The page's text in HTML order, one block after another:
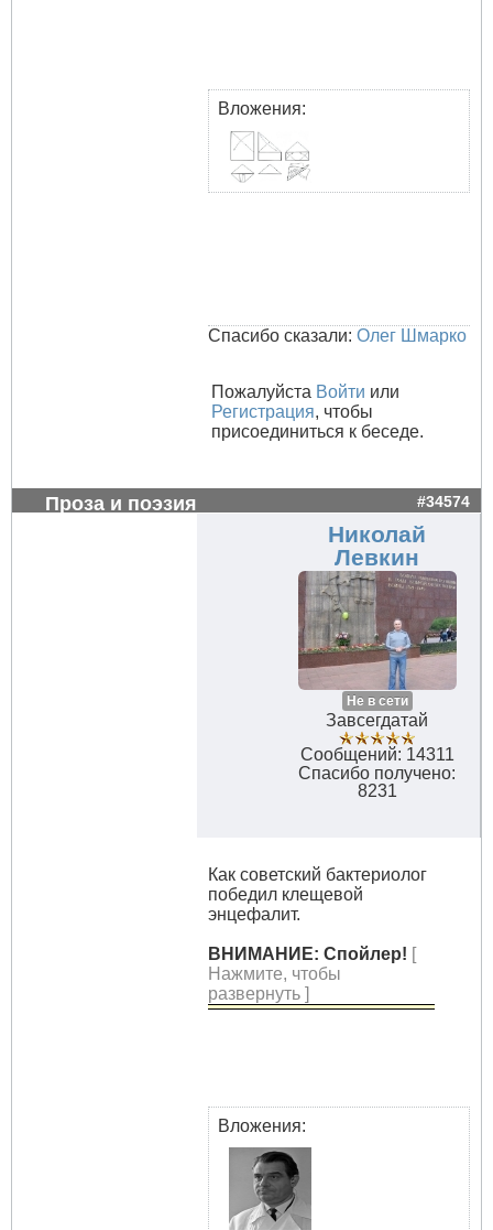
Вложения:
Спасибо сказали: Олег Шмарко
Пожалуйста Войти или
Регистрация, чтобы
присоединиться к беседе.
Проза и поэзия #34574
Николай
Левкин
Не в сети
Завсегдатай
Сообщений: 14311
Спасибо получено:
8231
Как советский бактериолог
победил клещевой
энцефалит.
ВНИМАНИЕ: Спойлер! [
Нажмите, чтобы
развернуть ]
Вложения: